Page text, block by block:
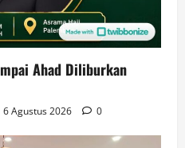
Ahad Diliburkan
6 Agustus 2026 0